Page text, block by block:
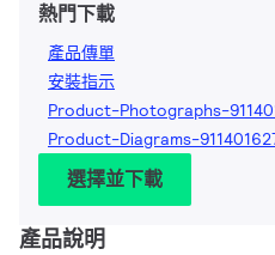
熱門下載
產品傳單
安裝指示
Product-Photographs-
Product-Diagrams-
選擇並下載
產品說明